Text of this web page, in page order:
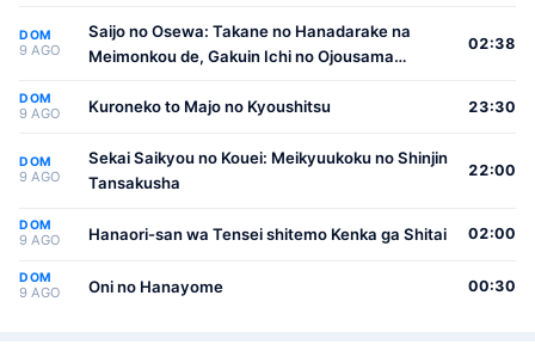
DOM
9 AGO
Saijo no Osewa: Takane no Hanadarake na
Meimonkou de, Gakuin Ichi no Ojousama
Osewa suru Koto ni Narimashita
02:38
DOM
9 AGO Kuroneko to Majo no Kyoushitsu 23:30
DOM
9 AGO
Sekai Saikyou no Kouei: Meikyuukoku no Shinjin
Tansakusha
22:00
DOM
9 AGO Hanaori-san wa Tensei shitemo Kenka ga Shitai 02:00
DOM
9 AGO Oni no Hanayome 00:30